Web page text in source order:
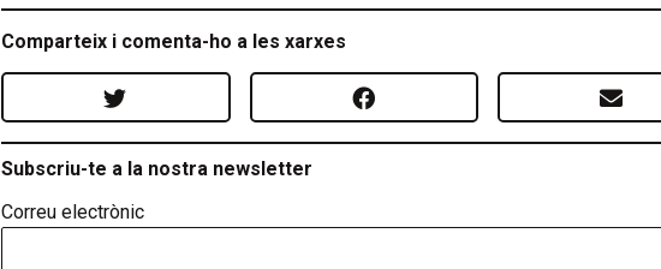
Comparteix i comenta-ho a les xarxes
Subscriu-te a la nostra newsletter
Correu electrònic